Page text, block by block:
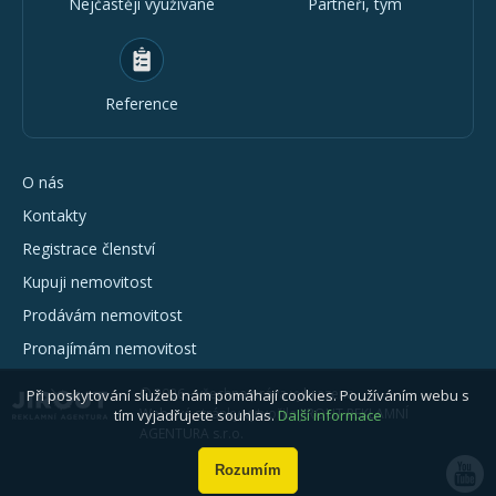
Reference
O nás
Kontakty
Registrace členství
Kupuji nemovitost
Prodávám nemovitost
Pronajímám nemovitost
© 2026 - všechna práva vyhrazena
Webové stránky vytvořila JIROUT REKLAMNÍ
Při poskytování služeb nám pomáhají cookies. Používáním webu s
tím vyjadřujete souhlas. Další informace
Rozumím